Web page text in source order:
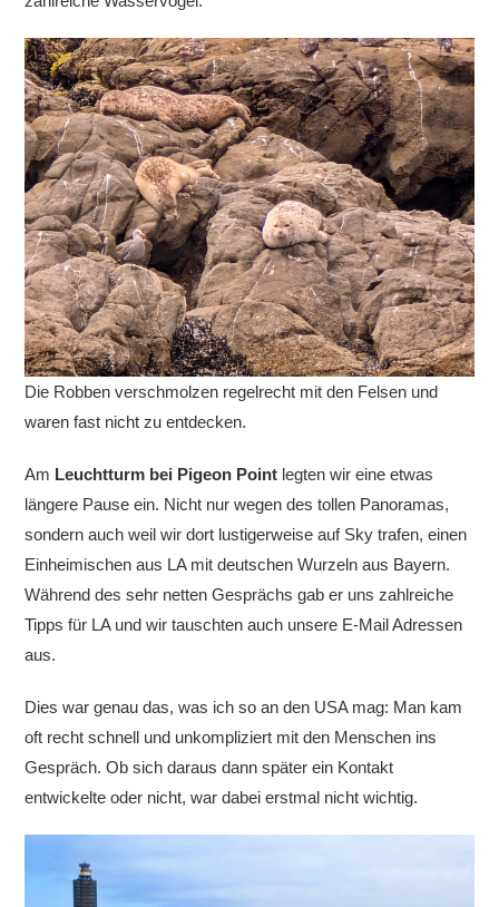
Die Robben verschmolzen regelrecht mit den Felsen und
waren fast nicht zu entdecken.
Am Leuchtturm bei Pigeon Point legten wir eine etwas
längere Pause ein. Nicht nur wegen des tollen Panoramas,
sondern auch weil wir dort lustigerweise auf Sky trafen, einen
Einheimischen aus LA mit deutschen Wurzeln aus Bayern.
Während des sehr netten Gesprächs gab er uns zahlreiche
Tipps für LA und wir tauschten auch unsere E-Mail Adressen
aus.
Dies war genau das, was ich so an den USA mag: Man kam
oft recht schnell und unkompliziert mit den Menschen ins
Gespräch. Ob sich daraus dann später ein Kontakt
entwickelte oder nicht, war dabei erstmal nicht wichtig.